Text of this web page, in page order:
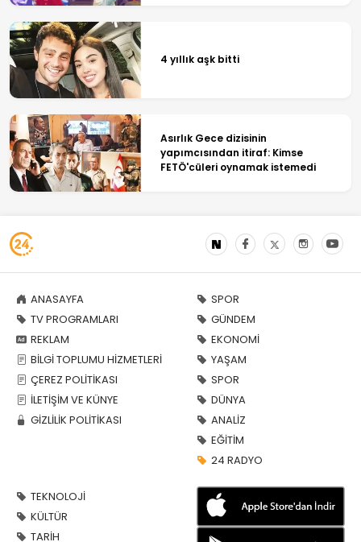
4 yıllık aşk bitti
Asırlık Gece dizisinin
yapımcısından itiraf: Kimse
FETÖ'cüleri oynamak istemedi
ANASAYFA
TV PROGRAMLARI
REKLAM
BİLGİ TOPLUMU HİZMETLERİ
ÇEREZ POLİTİKASI
İLETİŞİM VE KÜNYE
GİZLİLİK POLİTİKASI
SPOR
GÜNDEM
EKONOMİ
YAŞAM
SPOR
DÜNYA
ANALİZ
EĞİTİM
24 RADYO
TEKNOLOJİ
KÜLTÜR
TARİH